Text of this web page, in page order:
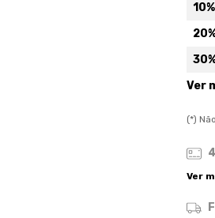
Ver
(*)
4
Ver